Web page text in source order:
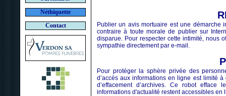
Néthiquette
Contact
Publier un avis mortuaire est une démarche
contraire à toute morale de publier sur
disparue. Pour respecter cette intimité, nous
sympathie directement par e-mail.
Pour protéger la sphère privée des
d’accès aux informations en ligne est limité
d’effacement d’archives. Ce robot
informations d'actualité restent accessibles en